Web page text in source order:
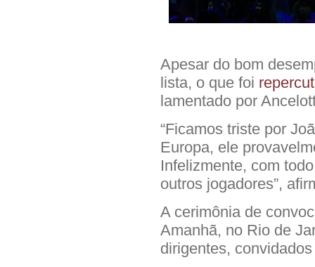
Apesar do bom
lista, o que foi
lamentado por
“Ficamos triste por
Europa, ele
Infelizmente, com
outros jogadores”,
A cerimônia de
Amanhã, no Rio de
dirigentes,